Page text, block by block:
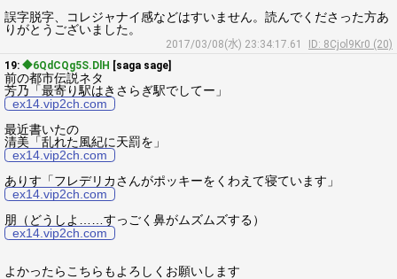
誤字脱字、コレジャナイ感などはすいません。読んでくださった方あ
りがとうございました。
2017/03/08(水) 23:34:17.61
ID: 8Cjol9Kr0 (20)
19: ◆6QdCQg5S.DlH [saga sage]
前の都市伝説ネタ
芳乃「最寄り駅はきさらぎ駅でしてー」
ex14.vip2ch.com
最近書いたの
清美「乱れた風紀に天罰を」
ex14.vip2ch.com
ありす「フレデリカさんがポッキーをくわえて寝ています」
ex14.vip2ch.com
朋（どうしよ……すっごく鼻がムズムズする）
ex14.vip2ch.com
よかったらこちらもよろしくお願いします